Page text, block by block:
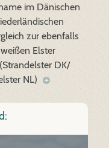
im Dänischen
zur ebenfalls
Elster
DK/
NL)